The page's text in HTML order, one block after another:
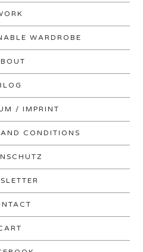
WARDROBE
/ IMPRINT
CONDITIONS